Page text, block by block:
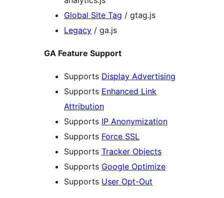
Global Site Tag / gtag.js
Legacy / ga.js
GA Feature Support
Supports Display Advertising
Supports Enhanced Link
Attribution
Supports IP Anonymization
Supports Force SSL
Supports Tracker Objects
Supports Google Optimize
Supports User Opt-Out